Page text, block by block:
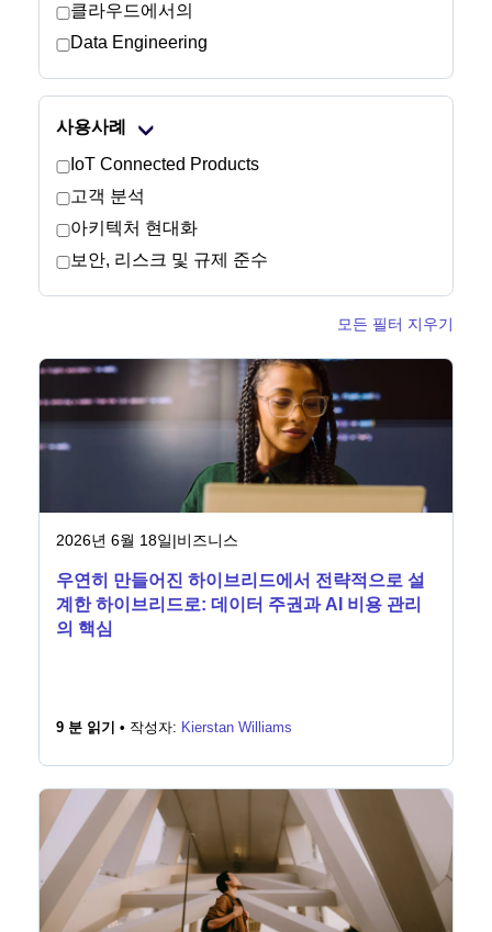
뉴스룸
클라우드에서의
Data Engineering
사용사례
IoT Connected Products
고객 분석
아키텍처 현대화
보안, 리스크 및 규제 준수
모든 필터 지우기
2026년 6월 18일|비즈니스
우연히 만들어진 하이브리드에서 전략적으로 설
계한 하이브리드로: 데이터 주권과 AI 비용 관리
의 핵심
9 분 읽기 • 작성자: Kierstan Williams